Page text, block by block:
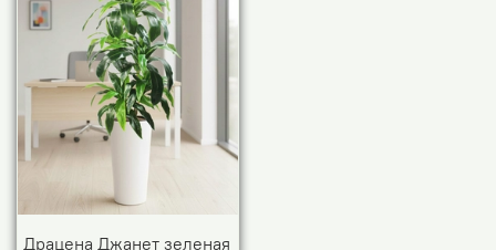
Драцена Джанет зеленая